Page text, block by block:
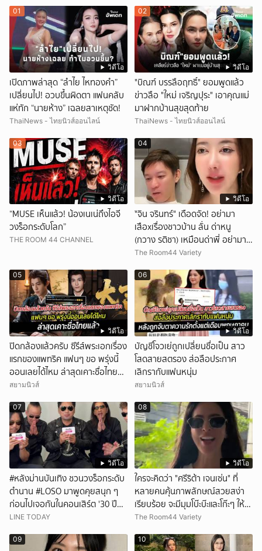
วิดีโอ
01
เปิดภาพล่าสุด “ลำไย ไหทองคำ”
เปลี่ยนไป! อวบขึ้นผิดตา แฟนคลับ
แห่ทัก “นายห้าง” เฉลยสาเหตุชัด!
ThaiNews - ไทยนิวส์ออนไลน์
วิดีโอ
02
"บิณฑ์ บรรลือฤทธิ์" ยอมพูดแล้ว
ข่าวลือ "ใหม่ เจริญปุระ" เอาคุณแม่
มาฝากบ้านสุขสุดท้าย
ThaiNews - ไทยนิวส์ออนไลน์
วิดีโอ
03
“MUSE เห็นแล้ว! น้องเนเน่ถึงไอจี
วงร็อกระดับโลก”
THE ROOM 44 CHANNEL
วิดีโอ
04
ั่"จิน จรินทร์" เดือดจัด! อย่ามา
เสือxเรื่องชาวบ้าน ลั่น ด่าหนู
(กวาง รติชา) เหมือนด่าพี่ อย่ามา
ยุ่งกับคนของผม จบ!!!
The Room44 Variety
วิดีโอ
05
ปิดกล้องแล้วครับ ซีรีส์พระเอกเรื่อง
แรกของแพทริค แฟนๆ ขอ พรุ่งนี้
ออนเลยได้ไหม ล่าสุดเคาะชื่อไทย
แล้ว
สยามนิวส์
วิดีโอ
06
บัญชีโจวเย่ถูกเปลี่ยนชื่อเป็น สาว
โสดสายสตรอง ส่อลือประกาศ
เลิกรากับแฟนหนุ่ม
สยามนิวส์
วิดีโอ
07
#หลังม่านบันเทิง ชวนวงร็อกระดับ
ตำนาน #LOSO มาพูดคุยสนุก ๆ
ก่อนไปเจอกันในคอนเสิร์ต '30 ปี
LOSO นานเท่าไรก็รอ'
LINE TODAY
วิดีโอ
08
ใครจะคิดว่า "ศรีริต้า เจนเซ่น" ที่
หลายคนคุ้นภาพลักษณ์สวยสง่า
เรียบร้อย จะมีมุมโบ๊ะบ๊ะและโก๊ะๆ ให้ได้
อมยิ้มเหมือนกัน งานนี้ทำเอาแฟนๆ
The Room44 Variety
09 10